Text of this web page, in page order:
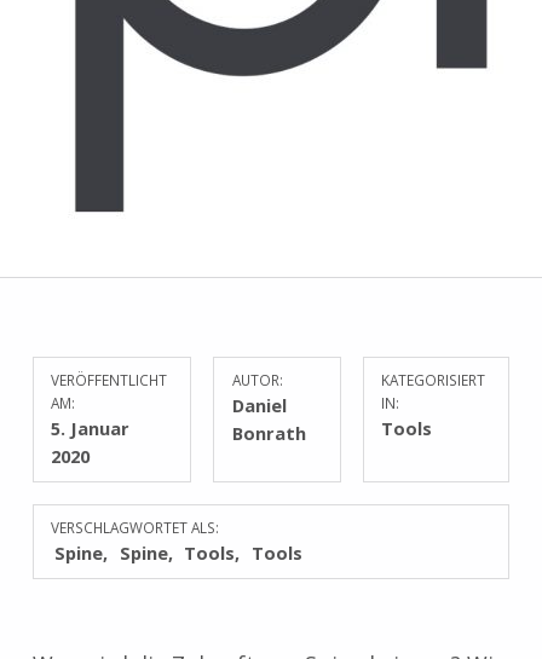
VERÖFFENTLICHT
AM:
5. Januar
2020
AUTOR:
Daniel
Bonrath
KATEGORISIERT
IN:
Tools
VERSCHLAGWORTET ALS:
Spine Spine Tools Tools